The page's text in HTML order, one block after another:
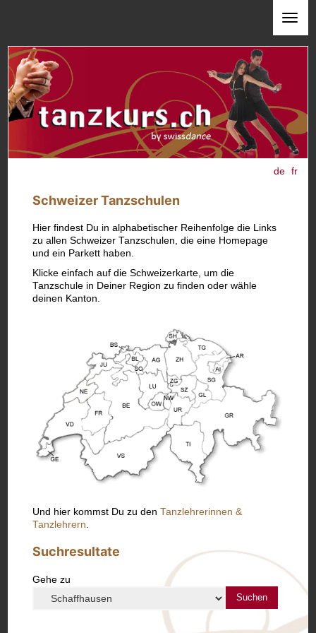
de fr
Schweizer Tanzschulen
Hier findest Du in alphabetischer Reihenfolge die Links
zu allen Schweizer Tanzschulen, die eine Homepage
und ein Parkett haben.
Klicke einfach auf die Schweizerkarte, um die
Tanzschule in Deiner Region zu finden oder wähle
deinen Kanton.
Und hier kommst Du zu denTanzlehrerinnen &
Tanzlehrern
Suchresultate
Gehe zu